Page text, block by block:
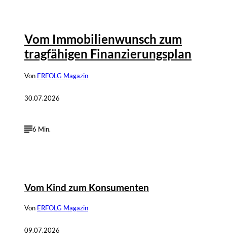
Vom Immobilienwunsch zum
tragfähigen Finanzierungsplan
Von ERFOLG Magazin
30.07.2026
6 Min.
Vom Kind zum Konsumenten
Von ERFOLG Magazin
09.07.2026